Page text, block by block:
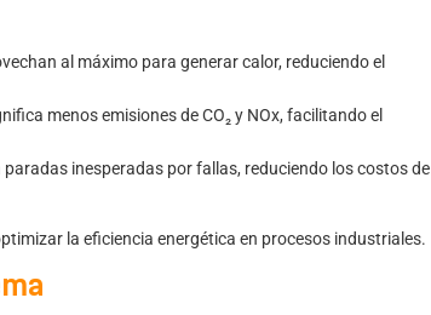
al máximo para generar calor, reduciendo el
menos emisiones de CO₂ y NOx, facilitando el
inesperadas por fallas, reduciendo los costos de
la eficiencia energética en procesos industriales.